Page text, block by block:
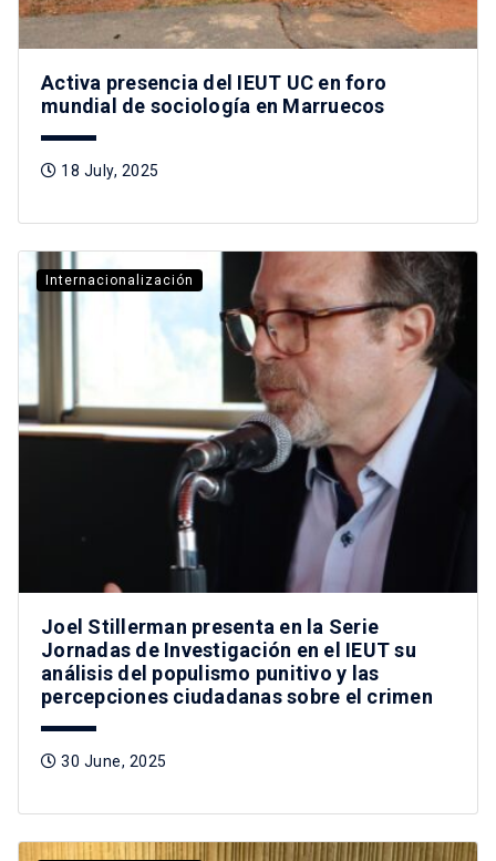
Activa presencia del IEUT UC en foro
mundial de sociología en Marruecos
18 July, 2025
Internacionalización
Joel Stillerman presenta en la Serie
Jornadas de Investigación en el IEUT su
análisis del populismo punitivo y las
percepciones ciudadanas sobre el crimen
30 June, 2025